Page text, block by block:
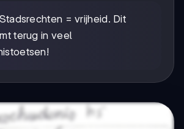
Stadsrechten = vrijheid. Dit
terug in veel